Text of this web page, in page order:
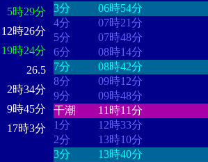
5時29分
12時26分
19時24分
26.5
2時34分
9時45分
17時3分
3分
06時54分
4分
07時21分
5分
07時48分
6分
08時14分
7分
08時42分
8分
09時12分
9分
09時48分
干潮
11時11分
1分
12時33分
2分
13時10分
3分
13時40分